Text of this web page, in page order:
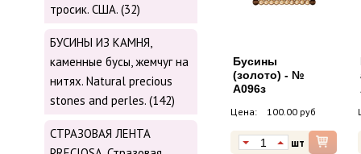
тросик. США. (32)
БУСИНЫ ИЗ КАМНЯ,
каменные бусы, жемчуг на
нитях. Natural precious
stones and perles. (142)
СТРАЗОВАЯ ЛЕНТА
Бусины
(золото) - №
А096з
Цена: 100.00 руб
шт